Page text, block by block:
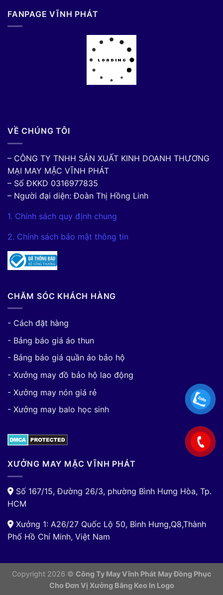
FANPAGE VĨNH PHÁT
VỀ CHÚNG TÔI
– CÔNG TY TNHH SẢN XUẤT KINH DOANH THƯƠNG
MẠI MAY MẶC VĨNH PHÁT
– Số ĐKKD 0316977835
– Người đại diện: Đoàn Thị Hồng Linh
1. Chính sách quy định chung
2. Chính sách bảo mật thông tin
CHĂM SÓC KHÁCH HÀNG
- Cách đặt hàng
- Bảng báo giá áo thun
- Bảng báo giá quần áo bảo hộ
- Xưởng may đồ bảo hộ lao động
- Xưởng may nón giá rẻ
- Xưởng may balo học sinh
XƯỞNG MAY MẶC VĨNH PHÁT
Số 167/15, Đường 26/3, phường Bình Hưng Hòa, Tp.
HCM
Xưởng 1: A26/27 Quốc Lộ 50, Bình Hưng,Q8,Thành
Phố Hồ Chí Minh, Việt Nam
Copyright 2026 © Công Ty May Vĩnh Phát May Đồng Phục
Cho Đơn Vị Xưởng Băng Keo In Logo